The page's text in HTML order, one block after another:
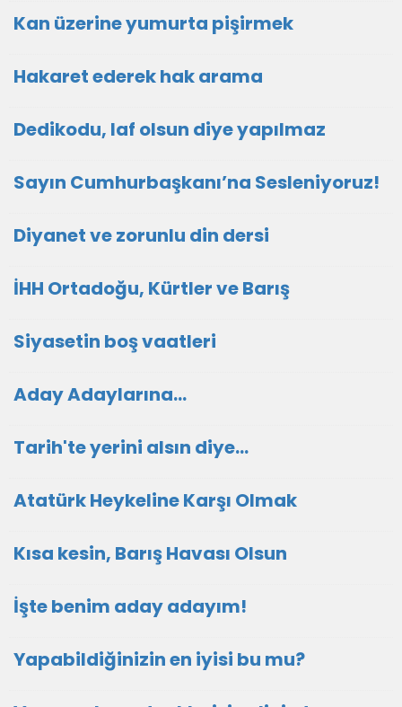
Kan üzerine yumurta pişirmek
Hakaret ederek hak arama
Dedikodu, laf olsun diye yapılmaz
Sayın Cumhurbaşkanı’na Sesleniyoruz!
Diyanet ve zorunlu din dersi
İHH Ortadoğu, Kürtler ve Barış
Siyasetin boş vaatleri
Aday Adaylarına…
Tarih'te yerini alsın diye...
Atatürk Heykeline Karşı Olmak
Kısa kesin, Barış Havası Olsun
İşte benim aday adayım!
Yapabildiğinizin en iyisi bu mu?